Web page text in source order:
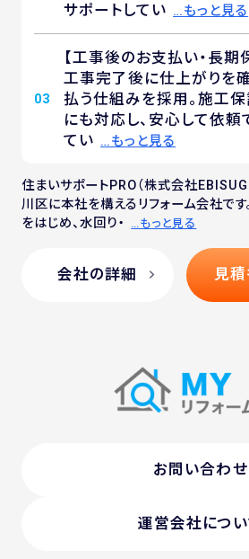
サポートしてい …もっと見る
03
【工事後のお支払い・長期
工事完了後に仕上がりを
払う仕組みを採用。施工
にも対応し、安心して依頼
てい …もっと見る
住まいサポートPRO（株式会社
川区に本社を構えるリフォーム会社です
をはじめ、水回り・
…もっと見る
会社の詳細 見積
お問い合わせ
運営会社につい